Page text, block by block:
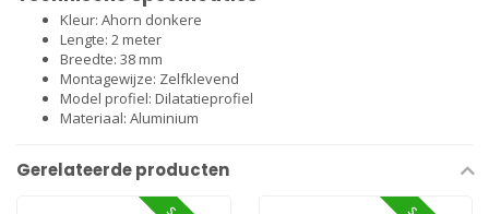
Kleur: Ahorn donkere
Lengte: 2 meter
Breedte: 38 mm
Montagewijze: Zelfklevend
Model profiel: Dilatatieprofiel
Materiaal: Aluminium
Gerelateerde producten